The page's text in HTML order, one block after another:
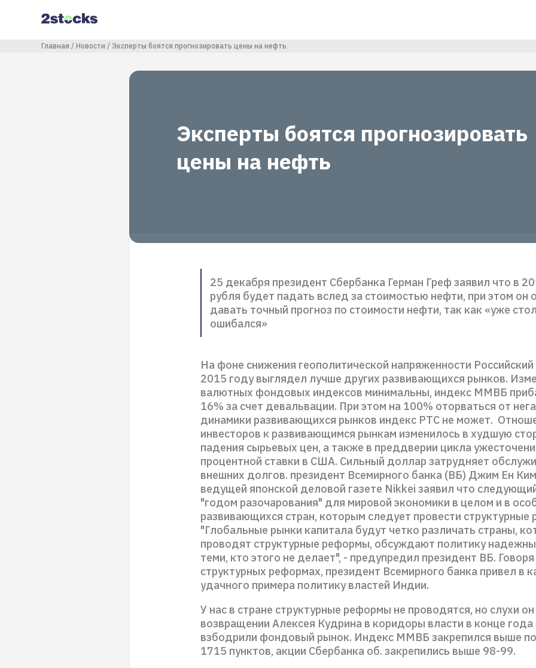
содержанию
Строка навигации
Главная Новости Эксперты боятся прогнозировать цены на нефть
Эксперты боятся прогнозировать
цены на нефть
25 декабря президент Сбербанка Герман Греф заявил что в
рубля будет падать вслед за стоимостью нефти, при этом он
давать точный прогноз по стоимости нефти, так как «уже
ошибался»
На фоне снижения геополитической напряженности
2015 году выглядел лучше других развивающихся рынков.
валютных фондовых индексов минимальны, индекс ММВБ
16% за счет девальвации. При этом на 100% оторваться от
динамики развивающихся рынков индекс РТС не может.
инвесторов к развивающимся рынкам изменилось в худшую
падения сырьевых цен, а также в преддверии цикла
процентной ставки в США. Сильный доллар затрудняет
внешних долгов. президент Всемирного банка (ВБ) Джим Ен
ведущей японской деловой газете Nikkei заявил что
"годом разочарования" для мировой экономики в целом и в
развивающихся стран, которым следует провести структурные
"Глобальные рынки капитала будут четко различать страны,
проводят структурные реформы, обсуждают политику
теми, кто этого не делает", - предупредил президент ВБ. Говоря
структурных реформах, президент Всемирного банка привел в
удачного примера политику властей Индии.
У нас в стране структурные реформы не проводятся, но слухи
возвращении Алексея Кудрина в коридоры власти в конце года
взбодрили фондовый рынок. Индекс ММВБ закрепился выше
1715 пунктов, акции Сбербанка об. закрепились выше 98-99.